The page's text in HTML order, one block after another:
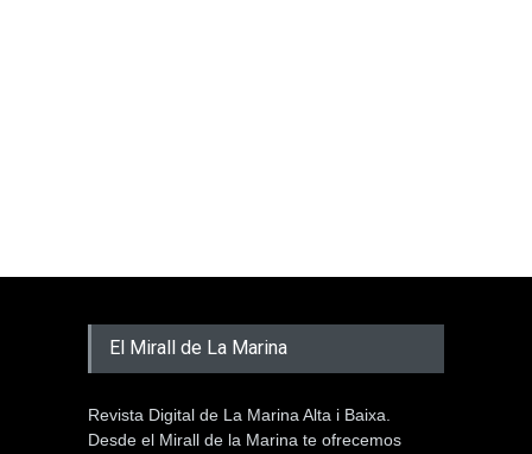
El Mirall de La Marina
Revista Digital de La Marina Alta i Baixa.
Desde el Mirall de la Marina te ofrecemos